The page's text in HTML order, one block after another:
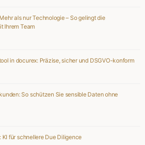
als nur Technologie – So gelingt die
Ihrem Team
in docurex: Präzise, sicher und DSGVO-konform
So schützen Sie sensible Daten ohne
für schnellere Due Diligence